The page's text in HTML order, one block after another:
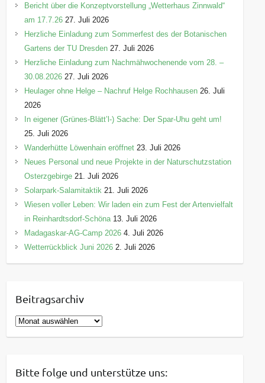
Bericht über die Konzeptvorstellung „Wetterhaus Zinnwald“
am 17.7.26 27. Juli 2026
Herzliche Einladung zum Sommerfest des der Botanischen
Gartens der TU Dresden 27. Juli 2026
Herzliche Einladung zum Nachmähwochenende vom 28. –
30.08.2026 27. Juli 2026
Heulager ohne Helge – Nachruf Helge Rochhausen 26. Juli
2026
In eigener (Grünes-Blätt’l-) Sache: Der Spar-Uhu geht um!
25. Juli 2026
Wanderhütte Löwenhain eröffnet 23. Juli 2026
Neues Personal und neue Projekte in der Naturschutzstation
Osterzgebirge 21. Juli 2026
Solarpark-Salamitaktik 21. Juli 2026
Wiesen voller Leben: Wir laden ein zum Fest der Artenvielfalt
in Reinhardtsdorf-Schöna 13. Juli 2026
Madagaskar-AG-Camp 2026 4. Juli 2026
Wetterrückblick Juni 2026 2. Juli 2026
Beitragsarchiv
B
e
r
Bitte folge und unterstütze uns: